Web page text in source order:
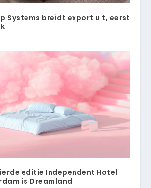
Systems breidt export uit, eerst
editie Independent Hotel
is Dreamland